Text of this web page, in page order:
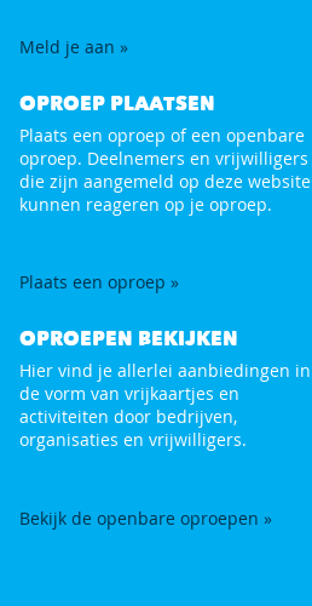
Meld je aan »
OPROEP PLAATSEN
Plaats een oproep of een openbare
oproep. Deelnemers en vrijwilligers
die zijn aangemeld op deze website
kunnen reageren op je oproep.
Plaats een oproep »
OPROEPEN BEKIJKEN
Hier vind je allerlei aanbiedingen in
de vorm van vrijkaartjes en
activiteiten door bedrijven,
organisaties en vrijwilligers.
Bekijk de openbare oproepen »